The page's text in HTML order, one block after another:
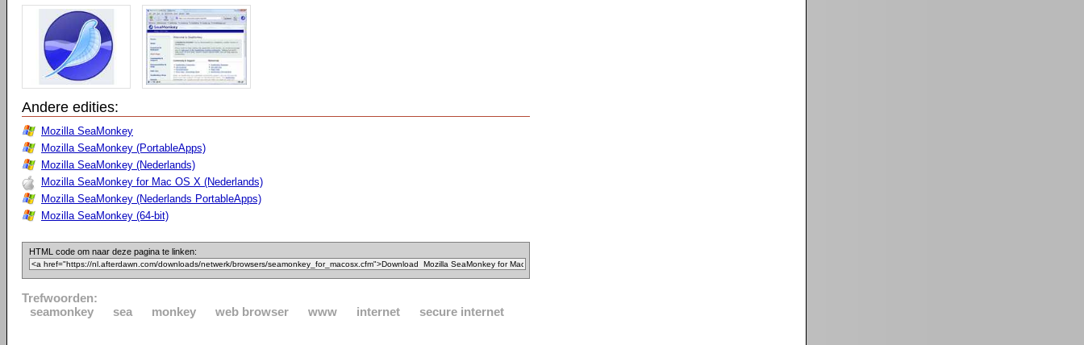
Andere edities:
Mozilla SeaMonkey
Mozilla SeaMonkey (PortableApps)
Mozilla SeaMonkey (Nederlands)
Mozilla SeaMonkey for Mac OS X (Nederlands)
Mozilla SeaMonkey (Nederlands PortableApps)
Mozilla SeaMonkey (64-bit)
HTML code om naar deze pagina te linken:
Trefwoorden:
seamonkey
sea monkey web browser www internet secure internet